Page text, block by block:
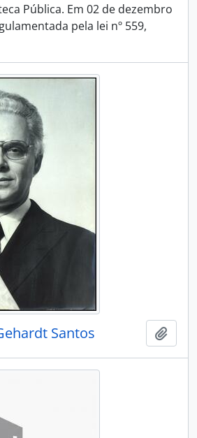
Pública. Em 02 de dezembro
pela lei nº 559,
Santos